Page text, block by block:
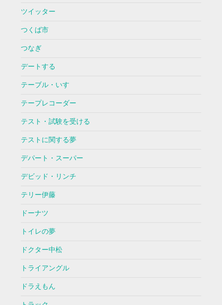
ツイッター
つくば市
つなぎ
デートする
テーブル・いす
テープレコーダー
テスト・試験を受ける
テストに関する夢
デパート・スーパー
デビッド・リンチ
テリー伊藤
ドーナツ
トイレの夢
ドクター中松
トライアングル
ドラえもん